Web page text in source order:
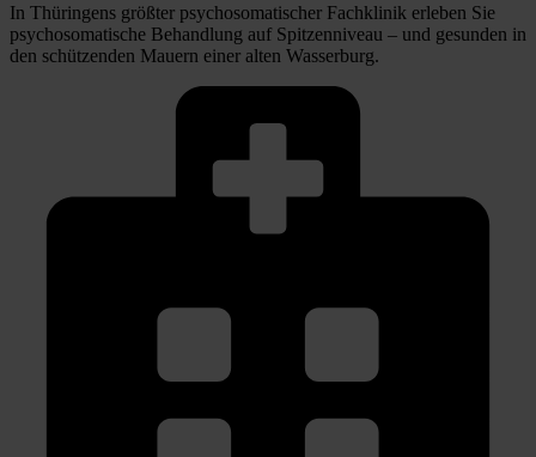
In Thüringens größter psychosomatischer Fachklinik erleben Sie
psychosomatische Behandlung auf Spitzenniveau – und gesunden in
den schützenden Mauern einer alten Wasserburg.